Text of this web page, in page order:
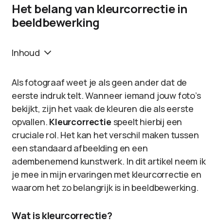
Het belang van kleurcorrectie in
beeldbewerking
Inhoud
Als fotograaf weet je als geen ander dat de
eerste indruk telt. Wanneer iemand jouw foto’s
bekijkt, zijn het vaak de kleuren die als eerste
opvallen. Kleurcorrectie speelt hierbij een
cruciale rol. Het kan het verschil maken tussen
een standaard afbeelding en een
adembenemend kunstwerk. In dit artikel neem ik
je mee in mijn ervaringen met kleurcorrectie en
waarom het zo belangrijk is in beeldbewerking.
Wat is kleurcorrectie?